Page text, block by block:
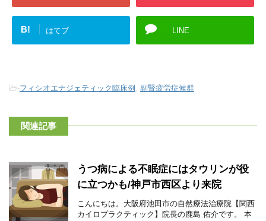
B! はてブ LINE
-フィシオエナジェティック臨床例 , 副腎疲労症候群
関連記事
うつ病による不眠症にはタウリンが役
に立つかも/神戸市西区より来院
こんにちは。大阪府池田市の自然療法治療院【関西
カイロプラクティック】院長の鹿島 佑介です。 本